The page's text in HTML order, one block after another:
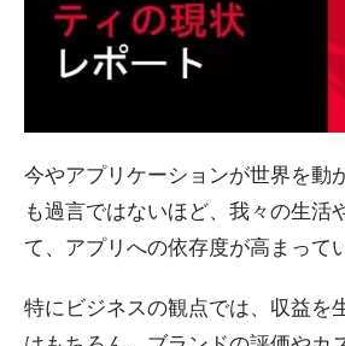
今やアプリケーションが世界を動
も過言ではないほど、我々の生活
て、アプリへの依存度が高まって
特にビジネスの観点では、収益を